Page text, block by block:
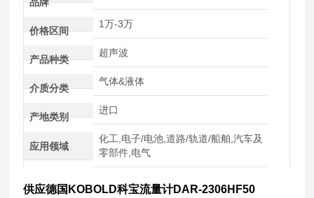
价格区间
1万-3万
产品种类
超声波
介质分类
气体&液体
产地类别
进口
应用领域
化工,电子/电池,道路/轨道/船舶,汽车及
零部件,电气
供应德国KOBOLD科宝流量计DAR-2306HF50